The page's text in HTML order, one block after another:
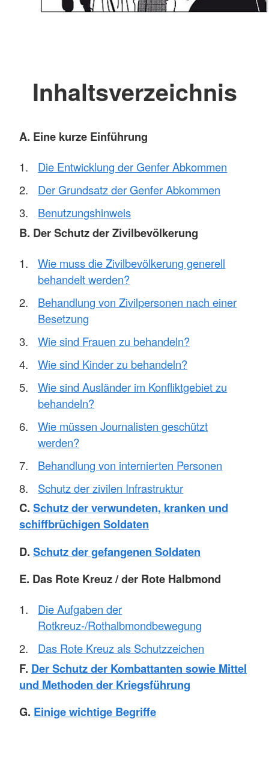
Inhaltsverzeichnis
A. Eine kurze Einführung
Die Entwicklung der Genfer Abkommen
Der Grundsatz der Genfer Abkommen
Benutzungshinweis
B. Der Schutz der Zivilbevölkerung
Wie muss die Zivilbevölkerung generell
behandelt werden?
Behandlung von Zivilpersonen nach einer
Besetzung
Wie sind Frauen zu behandeln?
Wie sind Kinder zu behandeln?
Wie sind Ausländer im Konfliktgebiet zu
behandeln?
Wie müssen Journalisten geschützt
werden?
Behandlung von internierten Personen
Schutz der zivilen Infrastruktur
C. Schutz der verwundeten, kranken und
schiffbrüchigen Soldaten
D. Schutz der gefangenen Soldaten
E. Das Rote Kreuz / der Rote Halbmond
Die Aufgaben der
Rotkreuz-/Rothalbmondbewegung
Das Rote Kreuz als Schutzzeichen
F. Der Schutz der Kombattanten sowie Mittel
und Methoden der Kriegsführung
G. Einige wichtige Begriffe